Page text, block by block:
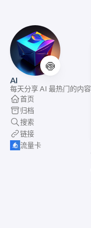
🍥
AI
每天分享 AI 最热门的内容
首页
归档
搜索
链接
流量卡